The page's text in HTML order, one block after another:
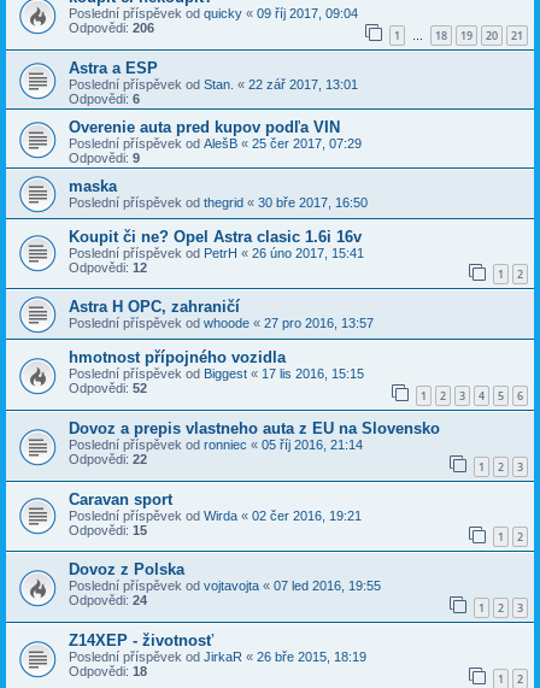
Poslední příspěvek od quicky « 09 říj 2017, 09:04
Odpovědi: 206 1 … 18 19 20 21
Astra a ESP
Poslední příspěvek od Stan. « 22 zář 2017, 13:01
Odpovědi: 6
Overenie auta pred kupov podľa VIN
Poslední příspěvek od AlešB « 25 čer 2017, 07:29
Odpovědi: 9
maska
Poslední příspěvek od thegrid « 30 bře 2017, 16:50
Koupit či ne? Opel Astra clasic 1.6i 16v
Poslední příspěvek od PetrH « 26 úno 2017, 15:41
Odpovědi: 12 1 2
Astra H OPC, zahraničí
Poslední příspěvek od whoode « 27 pro 2016, 13:57
hmotnost přípojného vozidla
Poslední příspěvek od Biggest « 17 lis 2016, 15:15
Odpovědi: 52 1 2 3 4 5 6
Dovoz a prepis vlastneho auta z EU na Slovensko
Poslední příspěvek od ronniec « 05 říj 2016, 21:14
Odpovědi: 22 1 2 3
Caravan sport
Poslední příspěvek od Wirda « 02 čer 2016, 19:21
Odpovědi: 15 1 2
Dovoz z Polska
Poslední příspěvek od vojtavojta « 07 led 2016, 19:55
Odpovědi: 24 1 2 3
Z14XEP - životnosť
Poslední příspěvek od JirkaR « 26 bře 2015, 18:19
Odpovědi: 18 1 2